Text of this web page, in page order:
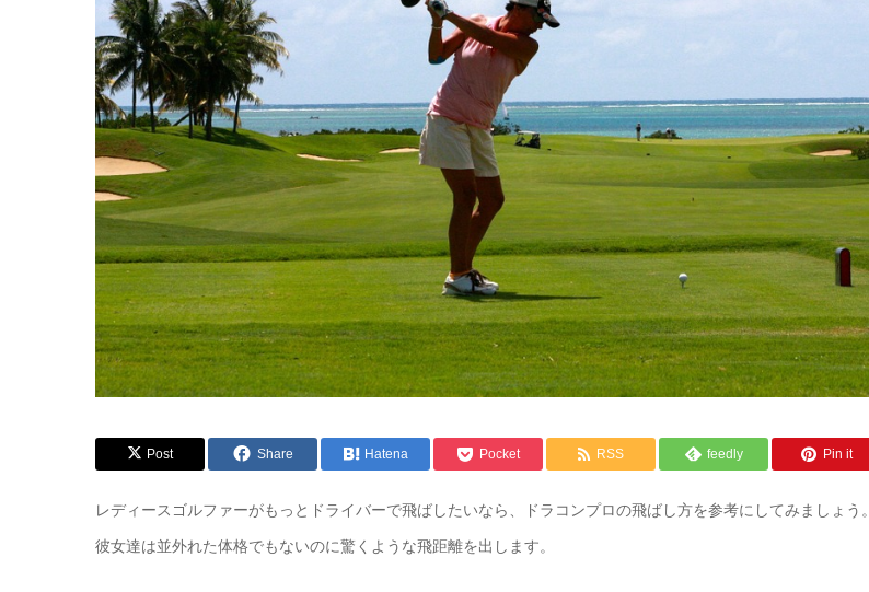
Post Share Hatena Pocket RSS feedly Pin it
レディースゴルファーがもっとドライバーで飛ばしたいなら、ドラコンプロの飛ばし方を参考にしてみましょう。
彼女達は並外れた体格でもないのに驚くような飛距離を出します。